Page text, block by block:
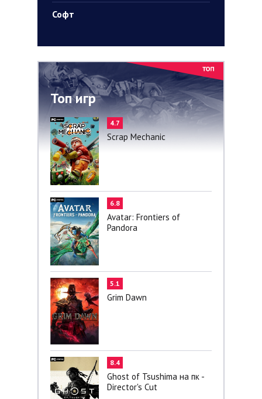
Софт
Топ игр
4.7
Scrap Mechanic
6.8
Avatar: Frontiers of
Pandora
5.1
Grim Dawn
8.4
Ghost of Tsushima на пк -
Director's Cut